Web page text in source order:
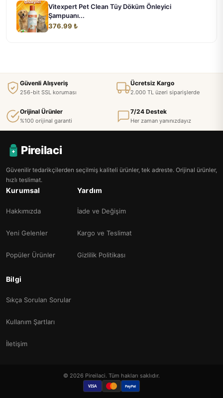
Vitexpert Pet Clean Tüy Döküm Önleyici
Şampuanı...
376.99 ₺
Güvenli Alışveriş
256-bit SSL koruması
Ücretsiz Kargo
2.000 TL üzeri siparişlerde
Orijinal Ürünler
%100 orijinal garanti
7/24 Destek
Her zaman yanınızdayız
Pireilaci
Güvenilir tedarikçilerden seçilmiş kaliteli ürünler, tek adreste. Orijinal ürünler,
hızlı teslimat.
Kurumsal
Hakkımızda
Yeni Gelenler
Popüler Ürünler
Yardım
İade ve Değişim
Kargo ve Teslimat
Gizlilik Politikası
Bilgi
Sıkça Sorulan Sorular
Kullanım Şartları
İletişim
© 2026 Pireilaci. Tüm hakları saklıdır.
VISA PayPal